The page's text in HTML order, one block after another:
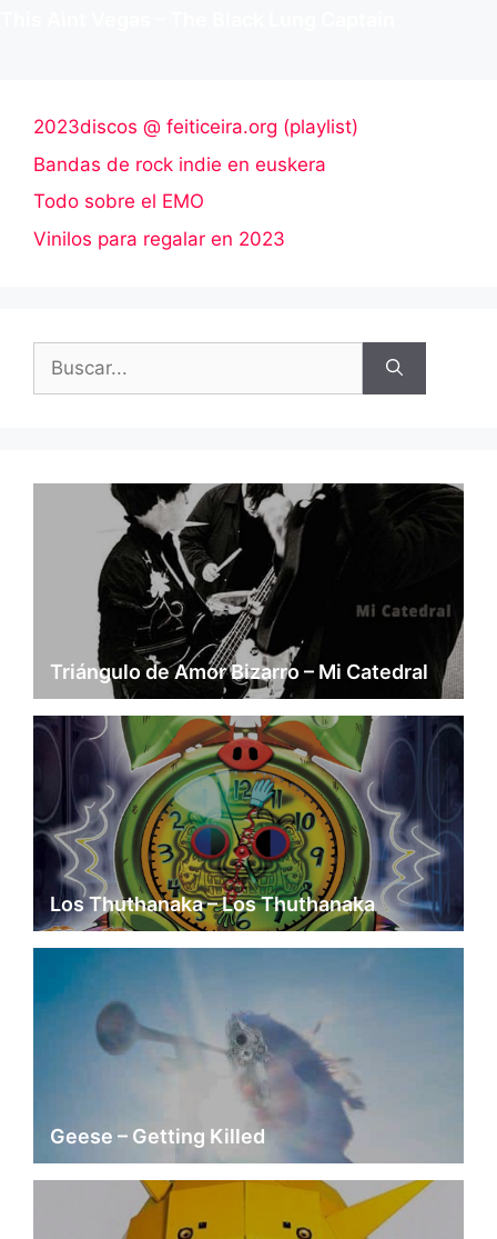
2023discos @ feiticeira.org (playlist)
Bandas de rock indie en euskera
Todo sobre el EMO
Vinilos para regalar en 2023
Triángulo de Amor Bizarro – Mi Catedral
Los Thuthanaka – Los Thuthanaka
Geese – Getting Killed